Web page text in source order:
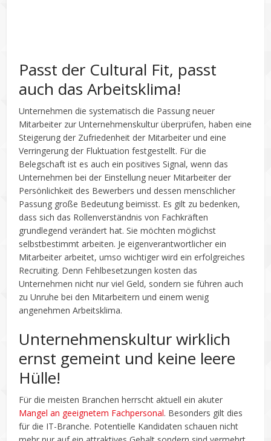
Passt der Cultural Fit, passt
auch das Arbeitsklima!
Unternehmen die systematisch die Passung neuer
Mitarbeiter zur Unternehmenskultur überprüfen, haben eine
Steigerung der Zufriedenheit der Mitarbeiter und eine
Verringerung der Fluktuation festgestellt. Für die
Belegschaft ist es auch ein positives Signal, wenn das
Unternehmen bei der Einstellung neuer Mitarbeiter der
Persönlichkeit des Bewerbers und dessen menschlicher
Passung große Bedeutung beimisst. Es gilt zu bedenken,
dass sich das Rollenverständnis von Fachkräften
grundlegend verändert hat. Sie möchten möglichst
selbstbestimmt arbeiten. Je eigenverantwortlicher ein
Mitarbeiter arbeitet, umso wichtiger wird ein erfolgreiches
Recruiting. Denn Fehlbesetzungen kosten das
Unternehmen nicht nur viel Geld, sondern sie führen auch
zu Unruhe bei den Mitarbeitern und einem wenig
angenehmen Arbeitsklima.
Unternehmenskultur wirklich
ernst gemeint und keine leere
Hülle!
Für die meisten Branchen herrscht aktuell ein akuter
Mangel an geeignetem Fachpersonal. Besonders gilt dies
für die IT-Branche. Potentielle Kandidaten schauen nicht